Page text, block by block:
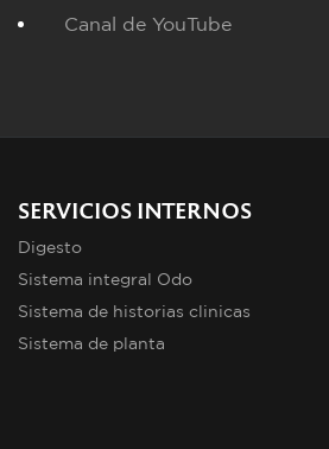
Canal de YouTube
SERVICIOS INTERNOS
Digesto
Sistema integral Odo
Sistema de historias clinicas
Sistema de planta